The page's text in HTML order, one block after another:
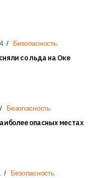
Безопасность
со льда на Оке
Безопасность
опасных местах
Безопасность